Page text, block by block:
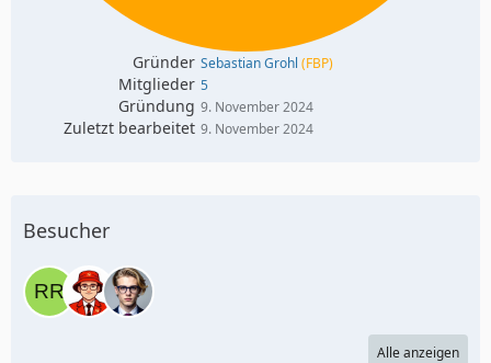
Sebastian Grohl (FBP)
Gründer
5
Mitglieder
9. November 2024
Gründung
9. November 2024
Zuletzt bearbeitet
Besucher
Alle anzeigen